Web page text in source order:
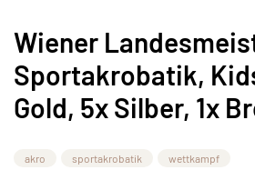
Wiener
Sportakrobatik,
Gold, 5x Silber, 1x
akro sportakrobatik wettkampf